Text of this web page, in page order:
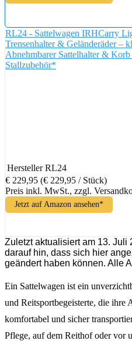
RL24 - Sattelwagen IRHCarry
Trensenhalter & Geländeräder –
Abnehmbarer Sattelhalter &
Stallzubehör*
Hersteller RL24
€ 229,95 (€ 229,95 / Stück)
Preis inkl. MwSt., zzgl.
Jetzt auf Amazon ansehen*
Zuletzt aktualisiert am 13. Juli
darauf hin, dass sich hier
geändert haben können. Alle
Ein Sattelwagen ist ein
und Reitsportbegeisterte, die ihre
komfortabel und sicher
Pflege, auf dem Reithof oder vor